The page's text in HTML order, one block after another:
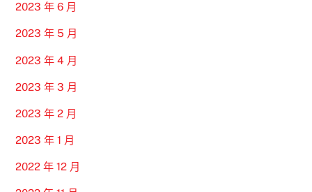
2023 年 6 月
2023 年 5 月
2023 年 4 月
2023 年 3 月
2023 年 2 月
2023 年 1 月
2022 年 12 月